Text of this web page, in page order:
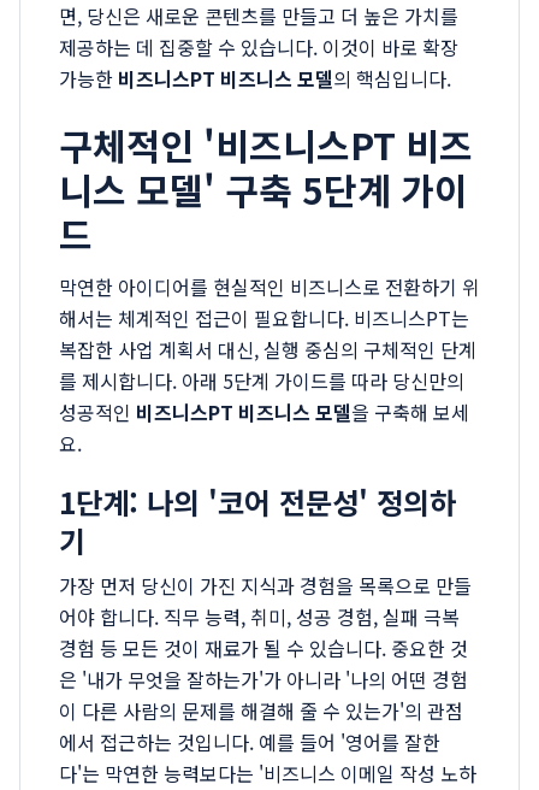
면, 당신은 새로운 콘텐츠를 만들고 더 높은 가치를
제공하는 데 집중할 수 있습니다. 이것이 바로 확장
가능한 비즈니스PT 비즈니스 모델의 핵심입니다.
구체적인 '비즈니스PT 비즈
니스 모델' 구축 5단계 가이
드
막연한 아이디어를 현실적인 비즈니스로 전환하기 위
해서는 체계적인 접근이 필요합니다. 비즈니스PT는
복잡한 사업 계획서 대신, 실행 중심의 구체적인 단계
를 제시합니다. 아래 5단계 가이드를 따라 당신만의
성공적인 비즈니스PT 비즈니스 모델을 구축해 보세
요.
1단계: 나의 '코어 전문성' 정의하
기
가장 먼저 당신이 가진 지식과 경험을 목록으로 만들
어야 합니다. 직무 능력, 취미, 성공 경험, 실패 극복
경험 등 모든 것이 재료가 될 수 있습니다. 중요한 것
은 '내가 무엇을 잘하는가'가 아니라 '나의 어떤 경험
이 다른 사람의 문제를 해결해 줄 수 있는가'의 관점
에서 접근하는 것입니다. 예를 들어 '영어를 잘한
다'는 막연한 능력보다는 '비즈니스 이메일 작성 노하